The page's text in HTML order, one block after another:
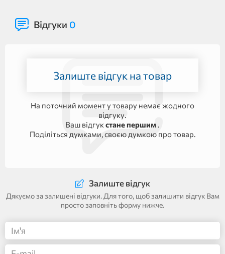
Відгуки 0
Залиште відгук на товар
На поточний момент у товару немає жодного
відгуку.
Ваш відгук стане першим .
Поділіться думками, своєю думкою про товар.
Залиште відгук
Дякуємо за залишені відгуки. Для того, щоб залишити відгук Вам
просто заповніть форму нижче.